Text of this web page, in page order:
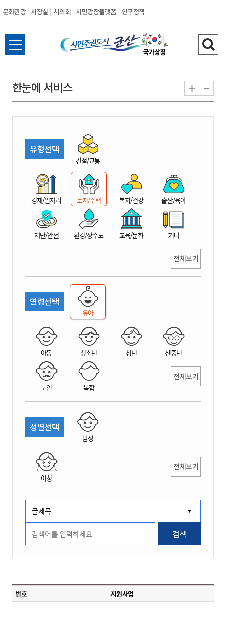
문화관광 시장실 시의회 시민광장플랫폼 인구정책
시
민
권
시
산
전
체
뉴
열
검
색
기
한눈에 서비스 + -
유형선택
건설/교통
경제/일자리 토지/주택 복지/건강 출산/육아
재난/안전 환경/상수도 교육/문화 기타
전체보기
연령선택
유아
아동 청소년 청년 신중년
노인 복합
전체보기
성별선택
남성
여성
전체보기
검색
번호 지원사업